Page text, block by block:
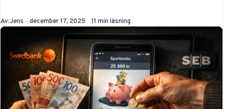
Jämför flexibla
konton med
insättningsgaranti
upp till 1 050 000 kr.
Tips om ränta-på-
ränta, bindning och
vanliga misstag för
Av:Jens Publicerad
december 17, 2025 11 min läsning